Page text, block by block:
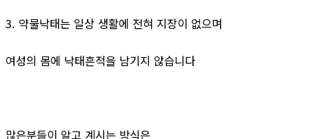
3. 약물낙태는 일상 생활에 전혀 지장이 없으며
여성의 몸에 낙태흔적을 남기지 않습니다
많은분들이 알고 계시는 방식은